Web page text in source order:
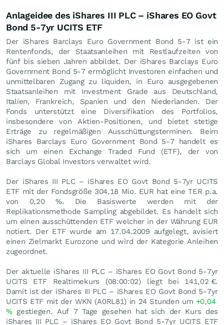
Anlageidee des iShares III PLC – iShares EO Govt
Bond 5-7yr UCITS ETF
Der iShares Barclays Euro Government Bond 5-7 ist ein
Rentenfonds, der Staatsanleihen mit Restlaufzeiten von
fünf bis sieben Jahren abbildet. Der iShares Barclays Euro
Government Bond 5-7 ermöglicht Investoren einfachen und
unmittelbaren Zugang zu liquiden, in Euro ausgegebenen
Staatsanleihen mit Investment Grade aus Deutschland,
Italien, Frankreich, Spanien und den Niederlanden. Der
Fonds unterstützt eine Diversifikation des Portfolios,
insbesondere von Aktien-Positionen, und bietet stetige
Erträge zu regelmäßigen Ausschüttungsterminen. Beim
iShares Barclays Euro Government Bond 5-7 handelt es
sich um einen Exchange Traded Fund (ETF), der von
Barclays Global Investors verwaltet wird.
Der iShares III PLC – iShares EO Govt Bond 5-7yr UCITS
ETF mit der Fondsgröße 304,18 Mio. EUR hat eine TER p.a.
von 0,20 %. Die Basiswerte werden mit der
Replikationsmethode Sampling abgebildet. Es handelt sich
um einen ausschüttenden ETF welcher in der Währung EUR
notiert. Der ETF wurde am 17.04.2009 aufgelegt, avisiert
einen Zielmarkt Eurozone und wird der Kategorie Anleihen
zugeordnet.
Der aktuelle iShares III PLC – iShares EO Govt Bond 5-7yr
UCITS ETF Realtimekurs (08:00:02) liegt bei 141,02 €.
Damit ist der iShares III PLC – iShares EO Govt Bond 5-7yr
UCITS ETF mit der WKN (A0RL81) in 24 Stunden um +0,04
%gestiegen. Auf 7 Tage gesehen hat sich der Kurs des
iShares III PLC – iShares EO Govt Bond 5-7yr UCITS ETF